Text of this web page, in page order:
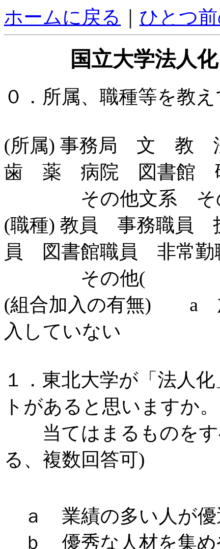
ホームに戻る ひとつ
国立大学法人
０．所属、職種等を教
(所属) 事務局 文
歯 薬 病院 図書館
その他文系 その
(職種) 教員 事務職員
員 図書館職員 非常勤
その
(組合加入の有無)
入していない
１．東北大学が「法人
トがあると思いますか。
当てはまるものをす
る、複数回答可)
ａ 業績の多い人が
ｂ 優秀な人材を集